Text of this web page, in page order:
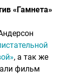
«Гамнета»
, а так же
фильм